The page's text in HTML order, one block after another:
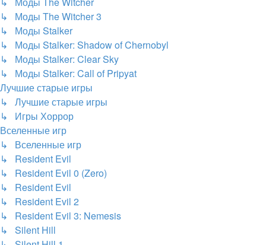
↳ Моды The Witcher 3
↳ Моды Stalker
↳ Моды Stalker: Shadow of Chernobyl
↳ Моды Stalker: Clear Sky
↳ Моды Stalker: Call of Pripyat
Лучшие старые игры
↳ Лучшие старые игры
↳ Игры Хоррор
Вселенные игр
↳ Вселенные игр
↳ Resident Evil
↳ Resident Evil 0 (Zero)
↳ Resident Evil
↳ Resident Evil 2
↳ Resident Evil 3: Nemesis
↳ Silent Hill